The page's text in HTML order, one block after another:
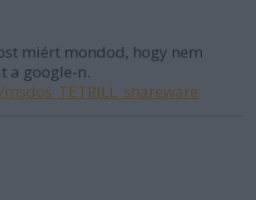
miért mondod, hogy nem
a google-n.